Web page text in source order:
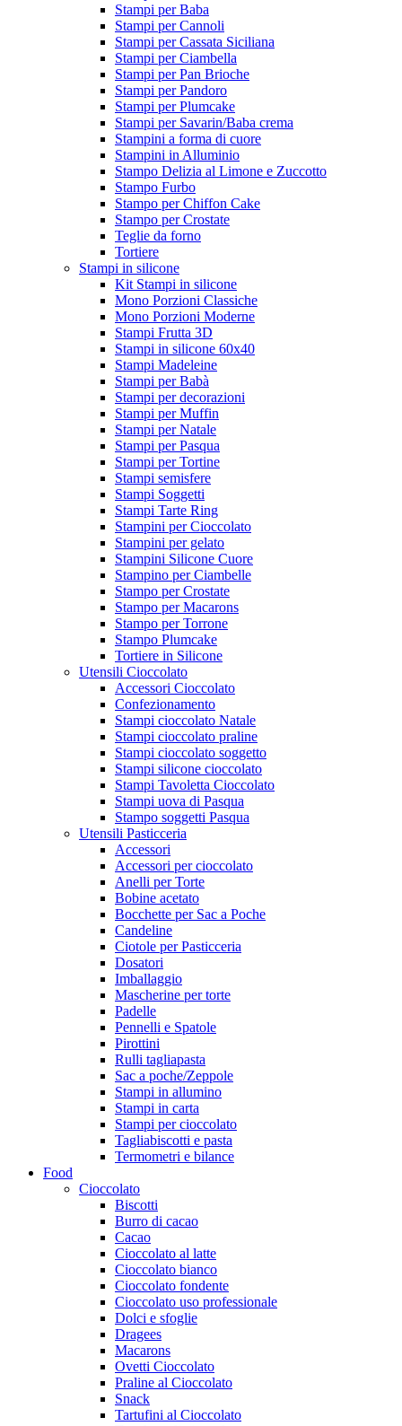
Stampi per Baba
Stampi per Cannoli
Stampi per Cassata Siciliana
Stampi per Ciambella
Stampi per Pan Brioche
Stampi per Pandoro
Stampi per Plumcake
Stampi per Savarin/Baba crema
Stampini a forma di cuore
Stampini in Alluminio
Stampo Delizia al Limone e Zuccotto
Stampo Furbo
Stampo per Chiffon Cake
Stampo per Crostate
Teglie da forno
Tortiere
Stampi in silicone
Kit Stampi in silicone
Mono Porzioni Classiche
Mono Porzioni Moderne
Stampi Frutta 3D
Stampi in silicone 60x40
Stampi Madeleine
Stampi per Babà
Stampi per decorazioni
Stampi per Muffin
Stampi per Natale
Stampi per Pasqua
Stampi per Tortine
Stampi semisfere
Stampi Soggetti
Stampi Tarte Ring
Stampini per Cioccolato
Stampini per gelato
Stampini Silicone Cuore
Stampino per Ciambelle
Stampo per Crostate
Stampo per Macarons
Stampo per Torrone
Stampo Plumcake
Tortiere in Silicone
Utensili Cioccolato
Accessori Cioccolato
Confezionamento
Stampi cioccolato Natale
Stampi cioccolato praline
Stampi cioccolato soggetto
Stampi silicone cioccolato
Stampi Tavoletta Cioccolato
Stampi uova di Pasqua
Stampo soggetti Pasqua
Utensili Pasticceria
Accessori
Accessori per cioccolato
Anelli per Torte
Bobine acetato
Bocchette per Sac a Poche
Candeline
Ciotole per Pasticceria
Dosatori
Imballaggio
Mascherine per torte
Padelle
Pennelli e Spatole
Pirottini
Rulli tagliapasta
Sac a poche/Zeppole
Stampi in allumino
Stampi in carta
Stampi per cioccolato
Tagliabiscotti e pasta
Termometri e bilance
Food
Cioccolato
Biscotti
Burro di cacao
Cacao
Cioccolato al latte
Cioccolato bianco
Cioccolato fondente
Cioccolato uso professionale
Dolci e sfoglie
Dragees
Macarons
Ovetti Cioccolato
Praline al Cioccolato
Snack
Tartufini al Cioccolato